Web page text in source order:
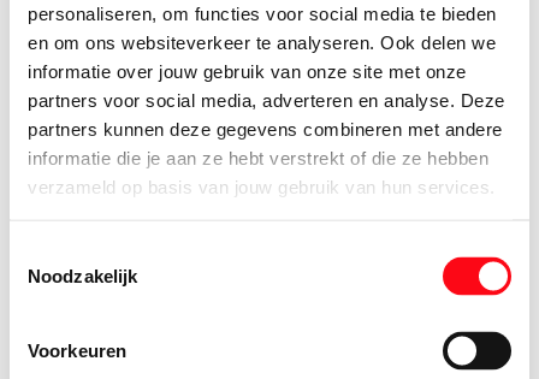
personaliseren, om functies voor social media te bieden
en om ons websiteverkeer te analyseren. Ook delen we
informatie over jouw gebruik van onze site met onze
partners voor social media, adverteren en analyse. Deze
partners kunnen deze gegevens combineren met andere
informatie die je aan ze hebt verstrekt of die ze hebben
verzameld op basis van jouw gebruik van hun services.
Noodzakelijk
Voorkeuren